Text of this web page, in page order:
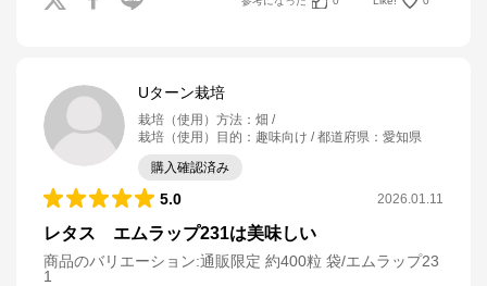
Uターン栽培
栽培（使用）方法 ： 畑
栽培（使用）目的 ： 趣味向け 都道府県 ： 愛知県
購入確認済み
5.0 2026.01.11
レタス エムラップ231は美味しい
商品のバリエーション:通販限定 約400粒 袋/エムラップ23
1